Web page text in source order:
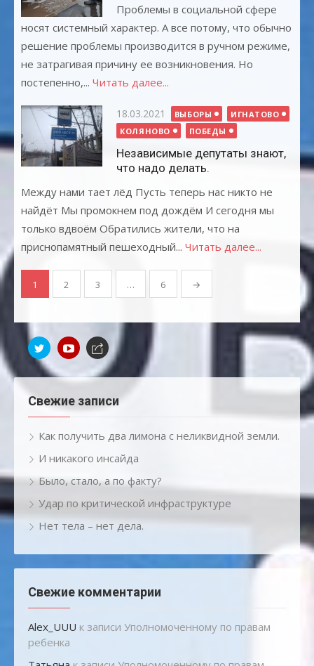
Проблемы в социальной сфере
носят системный характер. А все потому, что обычно
решение проблемы производится в ручном режиме,
не затрагивая причину ее возникновения. Но
постепенно,... Читать далее...
Опубликовано
18.03.2021 ВЫБОРЫ
ИГНАТОВО
КОЛЯНОВО
ПОБЕДЫ
Независимые депутаты знают,
что надо делать.
Между нами тает лёд Пусть теперь нас никто не
найдёт Мы промокнем под дождём И сегодня мы
только вдвоём Обратились жители, что на
приснопамятный пешеходный... Читать далее...
Навигация
по
записям
1 2 3 … 6 →
Свежие записи
Как получить два лимона с неликвидной земли.
И никакого инсайда
Было, стало, а по факту?
Удар по критической инфраструктуре
Нет тела – нет дела.
Свежие комментарии
Alex_UUU к записи Уполномоченному по правам
ребенка